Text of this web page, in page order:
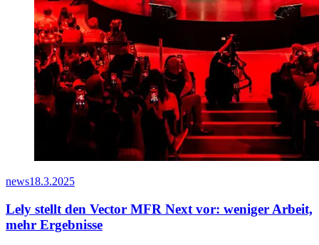
news18.3.2025
Lely stellt den Vector MFR Next vor: weniger Arbeit,
mehr Ergebnisse